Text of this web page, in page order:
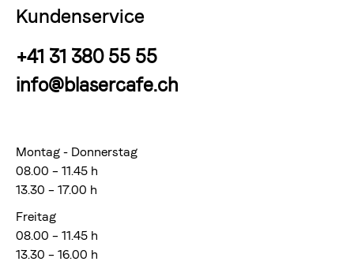
Kundenservice
+41 31 380 55 55
info@blasercafe.ch
Montag - Donnerstag
08.00 – 11.45 h
13.30 – 17.00 h
Freitag
08.00 – 11.45 h
13.30 – 16.00 h